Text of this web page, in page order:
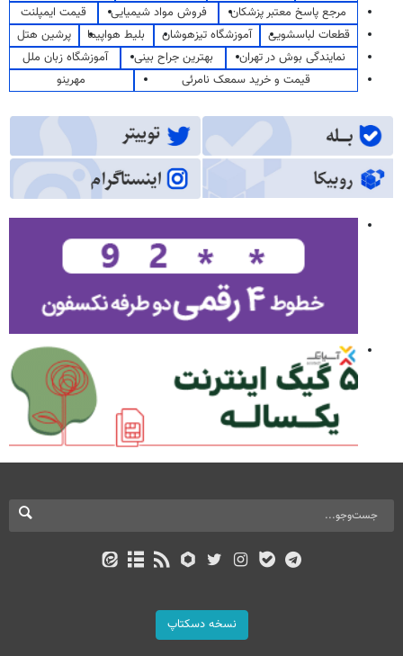
مرجع پاسخ معتبر پزشکان
فروش مواد شیمیایی
قیمت ایمپلنت
قطعات لباسشویی
آموزشگاه تیزهوشان بلیط هواپیما
پرشین هتل
نمایندگی بوش در تهران
بهترین جراح بینی
آموزشگاه زبان ملل
قیمت و خرید سمعک نامرئی
مهرینو
نسخه دسکتاپ